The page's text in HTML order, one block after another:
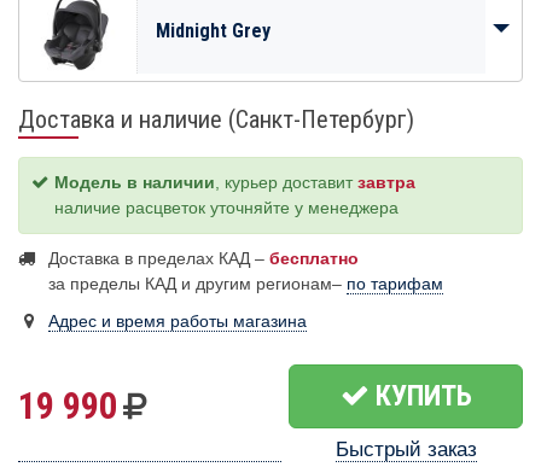
Midnight Grey
Доставка и наличие (Санкт-Петербург)
Модель в наличии, курьер доставитзавтра
наличие расцветок уточняйте у менеджера
Доставка в пределах КАД – бесплатно
за пределы КАД и другим регионам– по тарифам
Адрес и время работы магазина
19 990 КУПИТЬ
Быстрый заказ